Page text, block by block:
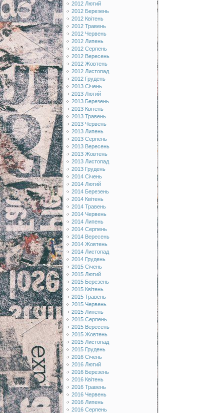
2012 Лютий
2012 Березень
2012 Квітень
2012 Травень
2012 Червень
2012 Липень
2012 Серпень
2012 Вересень
2012 Жовтень
2012 Листопад
2012 Грудень
2013 Січень
2013 Лютий
2013 Березень
2013 Квітень
2013 Травень
2013 Червень
2013 Липень
2013 Серпень
2013 Вересень
2013 Жовтень
2013 Листопад
2013 Грудень
2014 Січень
2014 Лютий
2014 Березень
2014 Квітень
2014 Травень
2014 Червень
2014 Липень
2014 Серпень
2014 Вересень
2014 Жовтень
2014 Листопад
2014 Грудень
2015 Січень
2015 Лютий
2015 Березень
2015 Квітень
2015 Травень
2015 Червень
2015 Липень
2015 Серпень
2015 Вересень
2015 Жовтень
2015 Листопад
2015 Грудень
2016 Січень
2016 Лютий
2016 Березень
2016 Квітень
2016 Травень
2016 Червень
2016 Липень
2016 Серпень